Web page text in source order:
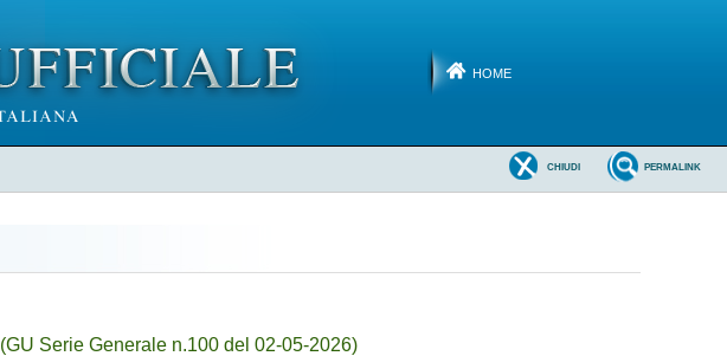
HOME
PERMALINK
CHIUDI
(GU Serie Generale n.100 del 02-05-2026)